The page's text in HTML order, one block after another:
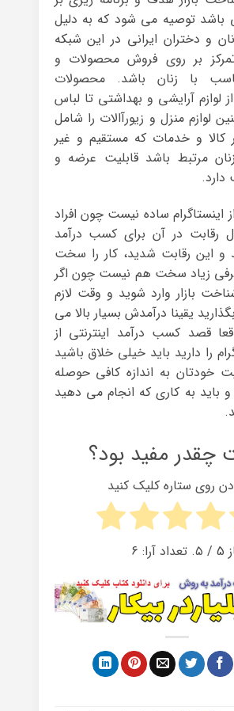
توصیه می شود که به دلیل
و دختران ایرانی در این شبکه
بر روی فروش محصولات و
با زنان باشد. محصولات
لوازم آرایشی و بهداشتی تا لباس
لوازم منزل و زیورآالات را شامل
و خدمات که مستقیم و غیر
مرتبط باشد قابلیت عرضه و
اینستاگرام ساده نیست چون افراد
رقابت در آن برای کسب درآمد
و این رقابت شدید، کار را سخت
زیاد سخت هم نیست چون اگر
بازار وارد شوید و وقت لازم
یقینا درآمدش بسیار بالا می
قصد کسب درآمد اینترنتی از
را دارید باید خیلی خلاق باشید
خودتان به اندازه کافی حوصله
باید به کاری که انجام می دهید
چقدر مفید بود؟
روی ستاره کلیک کنید
5/ ۵. تعداد آرا: 6